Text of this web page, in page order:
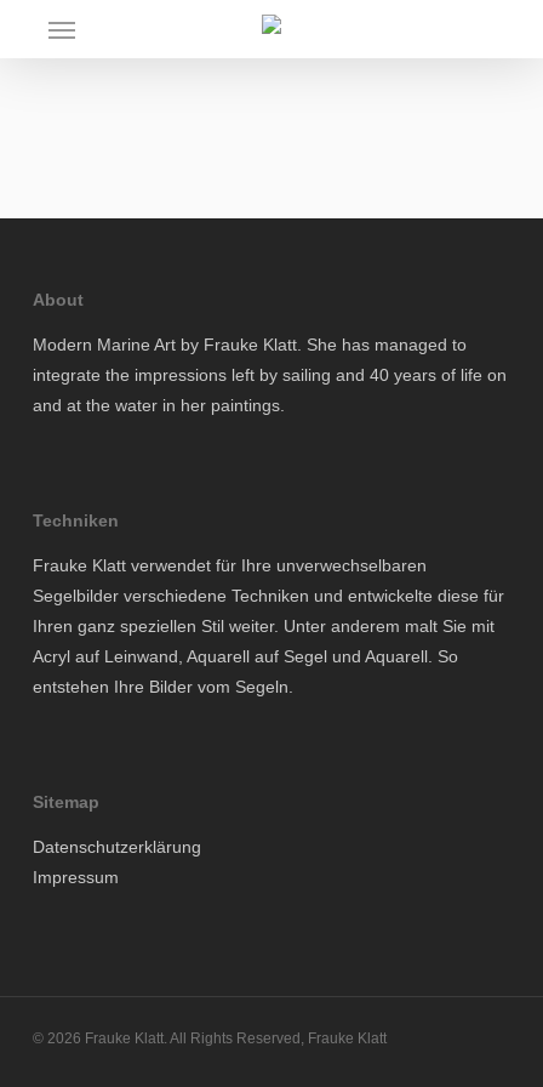
Menu
About
Modern Marine Art by Frauke Klatt. She has managed to
integrate the impressions left by sailing and 40 years of life on
and at the water in her paintings.
Techniken
Frauke Klatt verwendet für Ihre unverwechselbaren
Segelbilder verschiedene Techniken und entwickelte diese für
Ihren ganz speziellen Stil weiter. Unter anderem malt Sie mit
Acryl auf Leinwand, Aquarell auf Segel und Aquarell. So
entstehen Ihre Bilder vom Segeln.
Sitemap
Datenschutzerklärung
Impressum
© 2026 Frauke Klatt. All Rights Reserved, Frauke Klatt